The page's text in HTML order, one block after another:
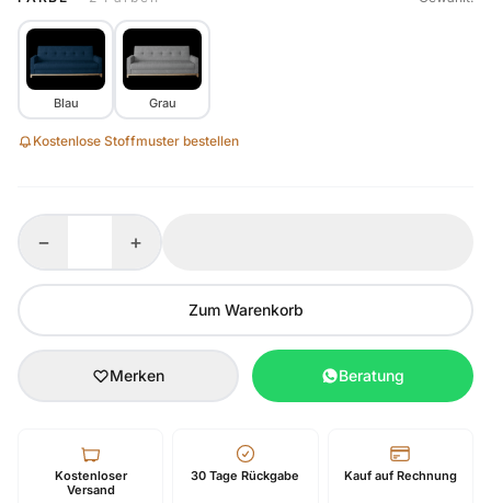
Blau Grau
Kostenlose Stoffmuster bestellen
− +
Zum Warenkorb
Merken Beratung
Kostenloser
Versand
30 Tage Rückgabe Kauf auf Rechnung